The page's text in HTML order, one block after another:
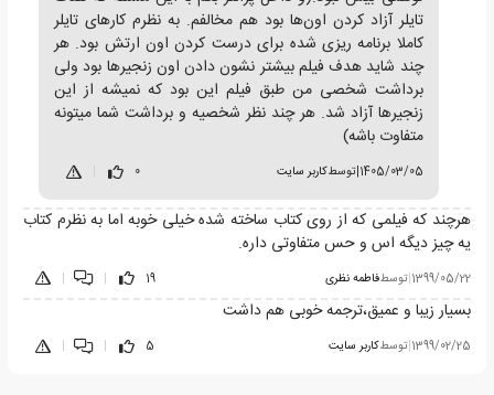
تایلر آزاد کردن اون‌ها بود هم مخالفم. به نظرم کار‌های تایلر
کاملا برنامه ریزی شده برای درست کردن اون ارتش بود. هر
چند شاید هدف فیلم بیشتر نشون دادن اون زنجیر‌ها بود ولی
برداشت شخصی من طبق فیلم این بود که نمیشه از این
زنجیر‌ها آزاد شد. هر چند نظر شخصیه و برداشت شما میتونه
متفاوت باشه)
1405/03/05
|توسطکاربر سایت 0
هرچند که فیلمی که از روی کتاب ساخته شده خیلی خوبه اما به نظرم کتاب
یه چیز دیگه اس و حس متفاوتی داره.
1399/05/22
|توسطفاطمه نظری 19
|
|
بسیار زیبا و عمیق،ترجمه خوبی هم داشت
1399/02/25 توسطکاربر سایت 5